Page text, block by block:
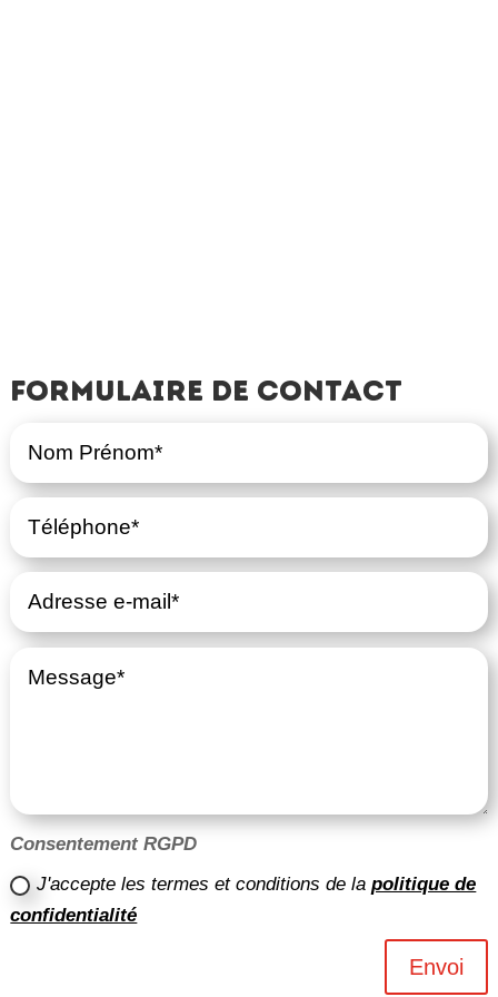
Formulaire de contact
Consentement RGPD
J'accepte les termes et conditions de lapolitique de
confidentialité
Envoi